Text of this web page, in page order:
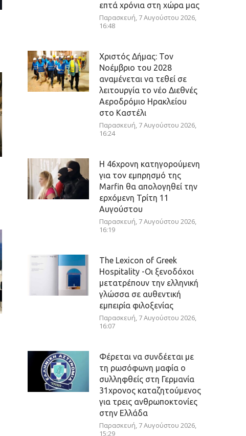
επτά χρόνια στη χώρα μας
Παρασκευή, 7 Αυγούστου 2026,
16:48
Χριστός Δήμας: Τον
Νοέμβριο του 2028
αναμένεται να τεθεί σε
λειτουργία το νέο Διεθνές
Αεροδρόμιο Ηρακλείου
στο Καστέλι
Παρασκευή, 7 Αυγούστου 2026,
16:24
Η 46χρονη κατηγορούμενη
για τον εμπρησμό της
Marfin θα απολογηθεί την
ερχόμενη Τρίτη 11
Αυγούστου
Παρασκευή, 7 Αυγούστου 2026,
16:19
The Lexicon of Greek
Hospitality -Οι ξενοδόχοι
μετατρέπουν την ελληνική
γλώσσα σε αυθεντική
εμπειρία φιλοξενίας
Παρασκευή, 7 Αυγούστου 2026,
16:07
Φέρεται να συνδέεται με
τη ρωσόφωνη μαφία ο
συλληφθείς στη Γερμανία
31χρονος καταζητούμενος
για τρεις ανθρωποκτονίες
στην Ελλάδα
Παρασκευή, 7 Αυγούστου 2026,
15:29